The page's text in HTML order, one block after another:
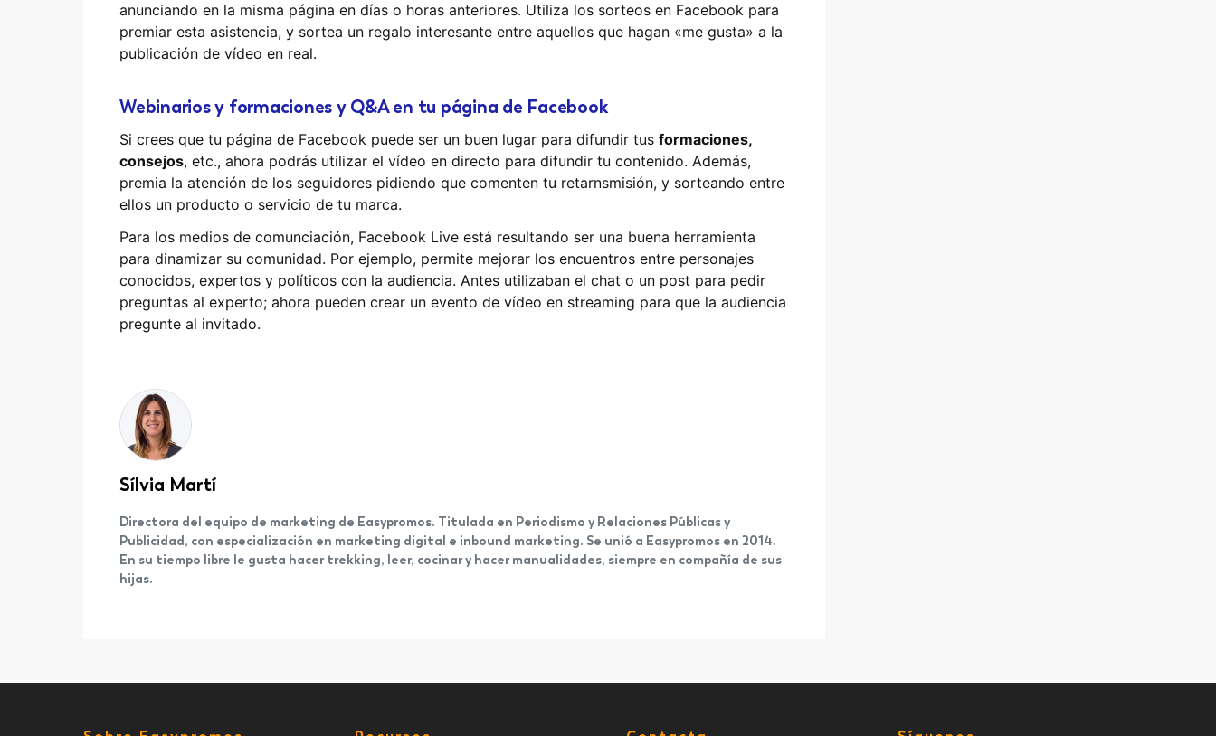
anunciando en la misma página en días o horas anteriores. Utiliza los sorteos en Facebook para
premiar esta asistencia, y sortea un regalo interesante entre aquellos que hagan «me gusta» a la
publicación de vídeo en real.
Webinarios y formaciones y Q&A en tu página de Facebook
Si crees que tu página de Facebook puede ser un buen lugar para difundir tus formaciones,
consejos, etc., ahora podrás utilizar el vídeo en directo para difundir tu contenido. Además,
premia la atención de los seguidores pidiendo que comenten tu retarnsmisión, y sorteando entre
ellos un producto o servicio de tu marca.
Para los medios de comunciación, Facebook Live está resultando ser una buena herramienta
para dinamizar su comunidad. Por ejemplo, permite mejorar los encuentros entre personajes
conocidos, expertos y políticos con la audiencia. Antes utilizaban el chat o un post para pedir
preguntas al experto; ahora pueden crear un evento de vídeo en streaming para que la audiencia
pregunte al invitado.
Sílvia Martí
Directora del equipo de marketing de Easypromos. Titulada en Periodismo y Relaciones Públicas y
Publicidad, con especialización en marketing digital e inbound marketing. Se unió a Easypromos en 2014.
En su tiempo libre le gusta hacer trekking, leer, cocinar y hacer manualidades, siempre en compañía de sus
hijas.